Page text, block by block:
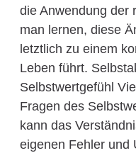
die Anwendung der
man lernen, diese
letztlich zu einem
Leben führt.
Selbstwertgefühl
Fragen des
kann das
eigenen Fehler und